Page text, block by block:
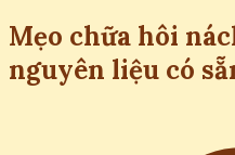
Mẹo chữa hôi
nguyên liệu có